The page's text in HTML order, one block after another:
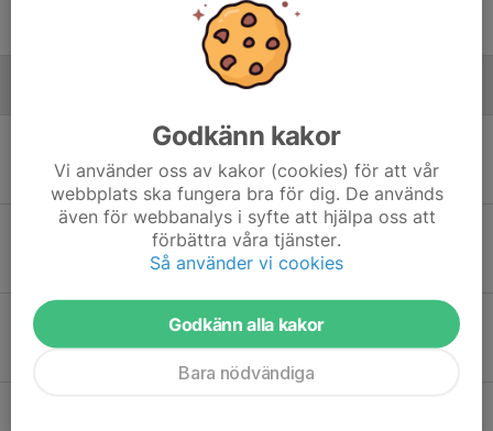
Danderydsvallen
IK Göta Bromma - Värmdö HC
-
Lör 10
IK Göta Bromma - Spånga IS IK
Lör 10
12:45
Vallentuna Hockey vit - IK Göta Bromma
Godkänn kakor
Vi använder oss av kakor (cookies) för att vår
webbplats ska fungera bra för dig. De används
även för webbanalys i syfte att hjälpa oss att
förbättra våra tjänster.
Så använder vi cookies
Godkänn alla kakor
Bara nödvändiga